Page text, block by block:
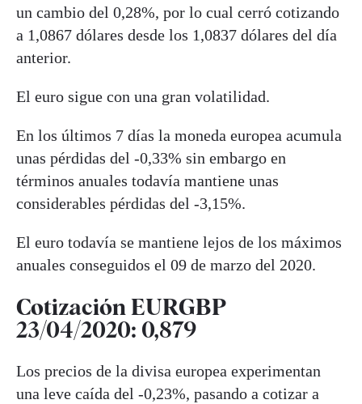
un cambio del 0,28%, por lo cual cerró cotizando
a 1,0867 dólares desde los 1,0837 dólares del día
anterior.
El euro sigue con una gran volatilidad.
En los últimos 7 días la moneda europea acumula
unas pérdidas del -0,33% sin embargo en
términos anuales todavía mantiene unas
considerables pérdidas del -3,15%.
El euro todavía se mantiene lejos de los máximos
anuales conseguidos el 09 de marzo del 2020.
Cotización EURGBP
23/04/2020: 0,879
Los precios de la divisa europea experimentan
una leve caída del -0,23%, pasando a cotizar a